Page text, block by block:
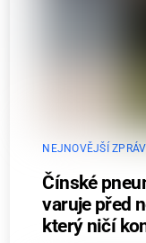
NEJNOVĚJŠÍ
Čínské
varuje před
který ničí